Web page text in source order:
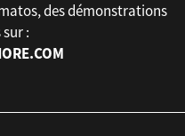
des démonstrations
: